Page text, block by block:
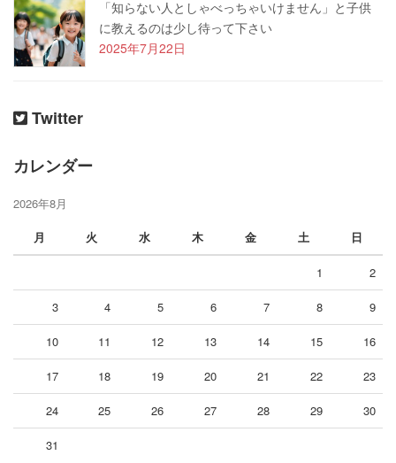
「知らない人としゃべっちゃいけません」と子供
に教えるのは少し待って下さい
2025年7月22日
Twitter
カレンダー
2026年8月
月
火 水 木 金 土 日
1 2
3 4 5 6 7 8 9
10 11 12 13 14 15 16
17 18 19 20 21 22 23
24 25 26 27 28 29 30
31